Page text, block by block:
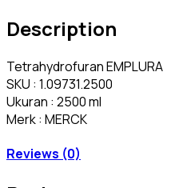
Description
Tetrahydrofuran EMPLURA
SKU : 1.09731.2500
Ukuran : 2500 ml
Merk : MERCK
Reviews (0)